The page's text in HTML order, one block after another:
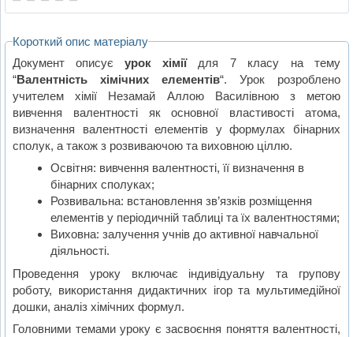
Короткий опис матеріалу
Документ описуєурок хіміїдля 7 класу на тему
“Валентність хімічних елементів“. Урок розроблено
учителем хімії Незамай Аллою Василівною з метою
вивчення валентності як основної властивості атома,
визначення валентності елементів у формулах бінарних
сполук, а також з розвиваючою та виховною ціллю.
Освітня: вивчення валентності, її визначення в
бінарних сполуках;
Розвивальна: встановлення зв’язків розміщення
елементів у періодичній таблиці та їх валентностями;
Виховна: залучення учнів до активної навчальної
діяльності.
Проведення уроку включає індивідуальну та групову
роботу, використання дидактичних ігор та мультимедійної
дошки, аналіз хімічних формул.
Головними темами уроку є засвоєння поняття валентності,